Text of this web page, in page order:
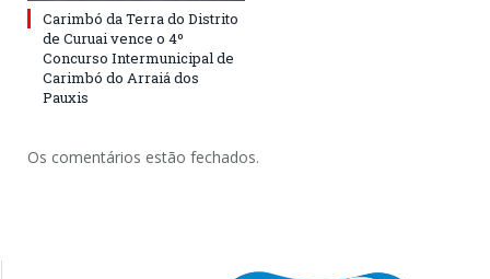
Carimbó da Terra do Distrito
de Curuai vence o 4º
Concurso Intermunicipal de
Carimbó do Arraiá dos
Pauxis
Os comentários estão fechados.